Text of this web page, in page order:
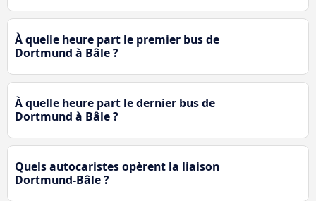
À quelle heure part le premier bus de
Dortmund à Bâle ?
À quelle heure part le dernier bus de
Dortmund à Bâle ?
Quels autocaristes opèrent la liaison
Dortmund-Bâle ?